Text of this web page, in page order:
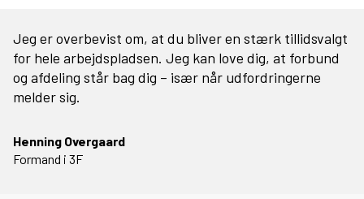
Jeg er overbevist om, at du bliver en stærk tillidsvalgt
for hele arbejdspladsen. Jeg kan love dig, at forbund
og afdeling står bag dig – især når udfordringerne
melder sig.
Henning Overgaard
Formand i 3F